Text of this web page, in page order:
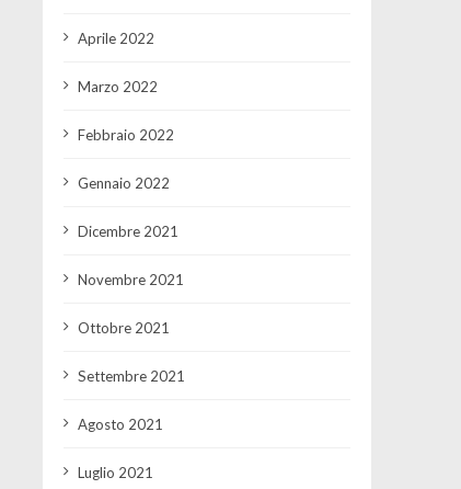
Aprile 2022
Marzo 2022
Febbraio 2022
Gennaio 2022
Dicembre 2021
Novembre 2021
Ottobre 2021
Settembre 2021
Agosto 2021
Luglio 2021